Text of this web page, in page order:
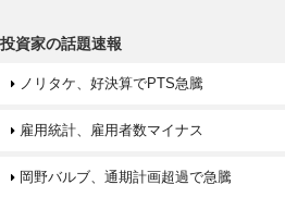
投資家の話題速報
ノリタケ、好決算でPTS急騰
雇用統計、雇用者数マイナス
岡野バルブ、通期計画超過で急騰